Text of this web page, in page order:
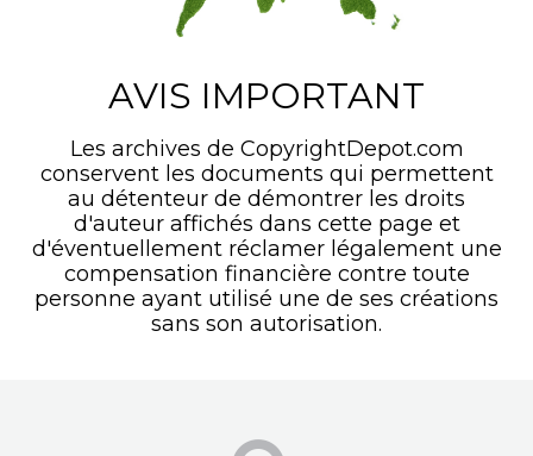
AVIS IMPORTANT
Les archives de CopyrightDepot.com
conservent les documents qui permettent
au détenteur de démontrer les droits
d'auteur affichés dans cette page et
d'éventuellement réclamer légalement une
compensation financière contre toute
personne ayant utilisé une de ses créations
sans son autorisation.